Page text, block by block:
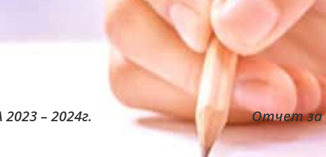
– 2024г. Отчет за